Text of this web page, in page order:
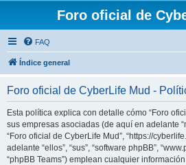
Foro oficial de
FAQ
Índice general
Foro oficial de CyberLife Mud -
Esta política explica con detalle cómo “Foro
sus empresas asociadas (de aquí en adelante
“Foro oficial de CyberLife Mud”, “https://
adelante “ellos”, “sus”, “software phpBB”,
“phpBB Teams”) emplean cualquier